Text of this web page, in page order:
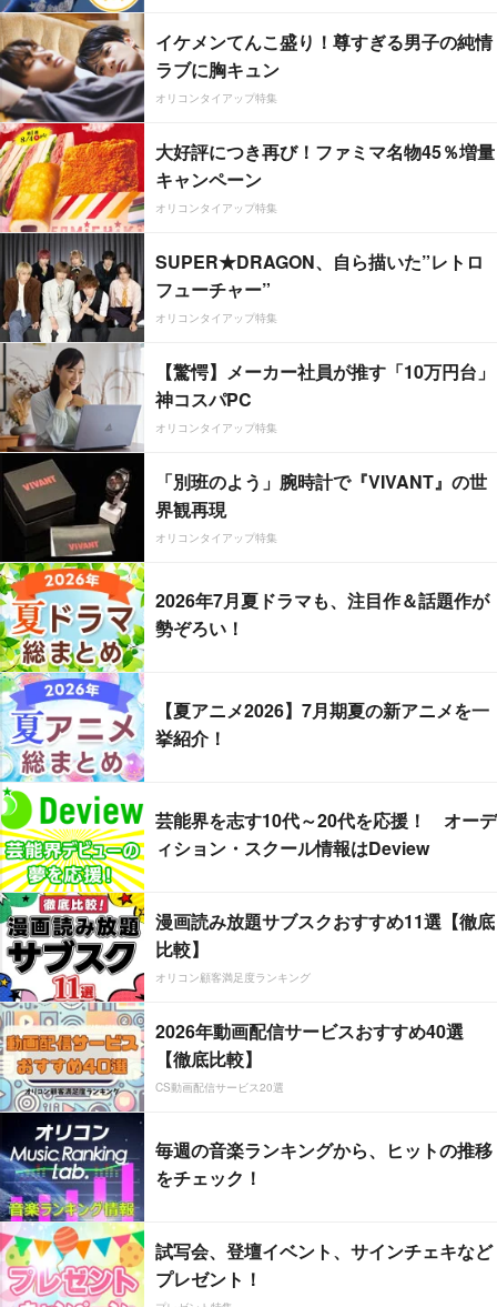
イケメンてんこ盛り！尊すぎる男子の純情
ラブに胸キュン
オリコンタイアップ特集
大好評につき再び！ファミマ名物45％増量
キャンペーン
オリコンタイアップ特集
SUPER★DRAGON、自ら描いた”レトロ
フューチャー”
オリコンタイアップ特集
【驚愕】メーカー社員が推す「10万円台」
神コスパPC
オリコンタイアップ特集
「別班のよう」腕時計で『VIVANT』の世
界観再現
オリコンタイアップ特集
2026年7月夏ドラマも、注目作＆話題作が
勢ぞろい！
【夏アニメ2026】7月期夏の新アニメを一
挙紹介！
芸能界を志す10代～20代を応援！ オーデ
ィション・スクール情報はDeview
漫画読み放題サブスクおすすめ11選【徹底
比較】
オリコン顧客満足度ランキング
2026年動画配信サービスおすすめ40選
【徹底比較】
CS動画配信サービス20選
毎週の音楽ランキングから、ヒットの推移
をチェック！
試写会、登壇イベント、サインチェキなど
プレゼント！